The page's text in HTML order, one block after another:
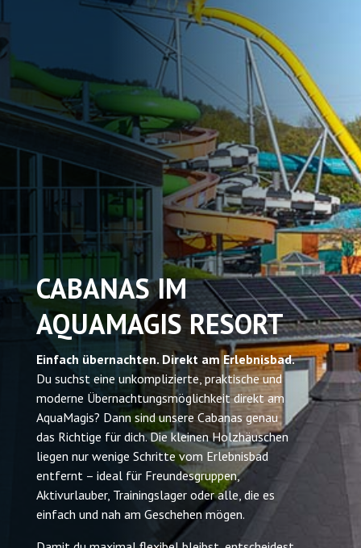
TICKETS ONLINE
CABANAS IM
AQUAMAGIS RESORT
Einfach übernachten. Direkt am Erlebnisbad.
Du suchst eine unkomplizierte, praktische und
moderne Übernachtungsmöglichkeit direkt am
AquaMagis? Dann sind unsere Cabanas genau
das Richtige für dich. Die kleinen Holzhäuschen
liegen nur wenige Schritte vom Erlebnisbad
entfernt – ideal für Freundesgruppen,
Aktivurlauber, Trainingslager oder alle, die es
einfach und nah am Geschehen mögen.